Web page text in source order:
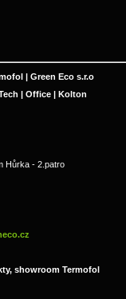
| Green Eco s.r.o
| Office | Kolton
Hůrka - 2.patro
showroom Termofol